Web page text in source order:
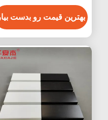
PVC Balck Slatwall
بهترین قیمت رو بدست بیار